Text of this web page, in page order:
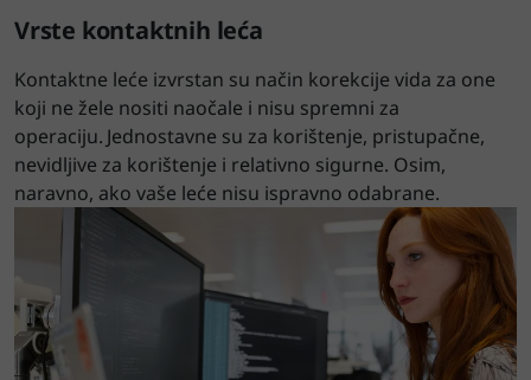
Vrste kontaktnih leća
Kontaktne leće izvrstan su način korekcije vida za one
koji ne žele nositi naočale i nisu spremni za
operaciju. Jednostavne su za korištenje, pristupačne,
nevidljive za korištenje i relativno sigurne. Osim,
naravno, ako vaše leće nisu ispravno odabrane.